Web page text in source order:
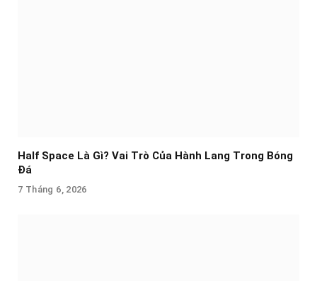
Half Space Là Gì? Vai Trò Của Hành Lang Trong Bóng
Đá
7 Tháng 6, 2026